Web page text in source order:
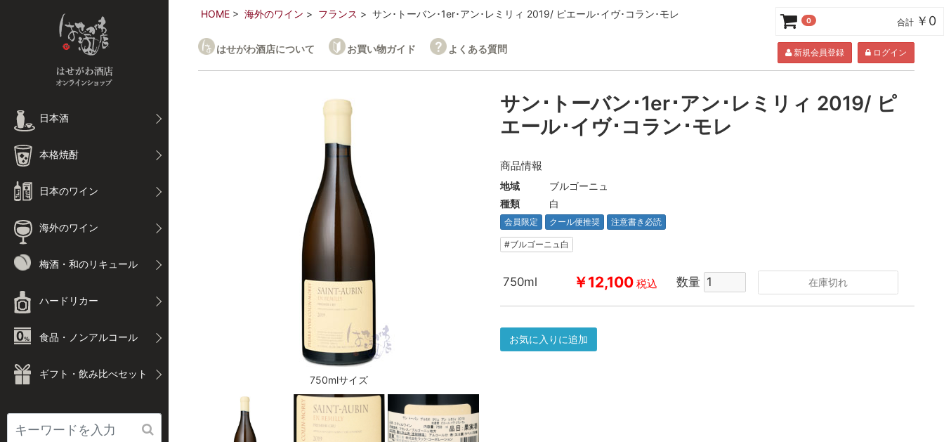
日本酒
本格焼酎
日本のワイン
海外のワイン
梅酒・和のリキュール
ハードリカー
食品・ノンアルコール
ギフト・飲み比べセット
HOME 海外のワイン フランス サン･トーバン･1er･アン･レミリィ 2019/ ピエール･イヴ･コラン･モレ
はせがわ酒店について お買い物ガイド よくある質問 新規会員登録 ログイン
750mlサイズ
サン･トーバン･1er･アン･レミリィ 2019/ ピ
エール･イヴ･コラン･モレ
商品情報
地域
ブルゴーニュ
種類
白
会員限定 クール便推奨 注意書き必読
#ブルゴーニュ白
750ml ￥12,100 税込 数量 在庫切れ
お気に入りに追加
0 合計 ￥0